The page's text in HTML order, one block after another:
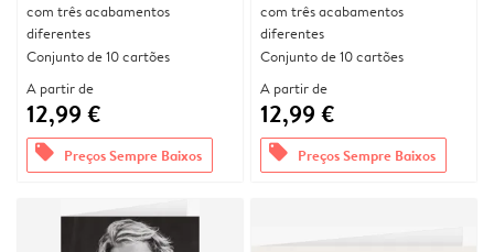
com três acabamentos
diferentes
Conjunto de 10 cartões
A partir de
12,99 €
offers Preços Sempre Baixos
com três acabamentos
diferentes
Conjunto de 10 cartões
A partir de
12,99 €
offers Preços Sempre Baixos